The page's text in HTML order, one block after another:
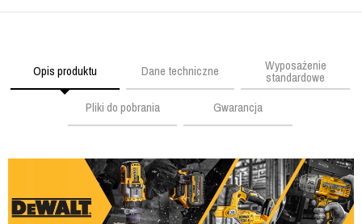
Opis produktu Dane techniczne Wyposażenie
standardowe
Pliki do pobrania
Gwarancja